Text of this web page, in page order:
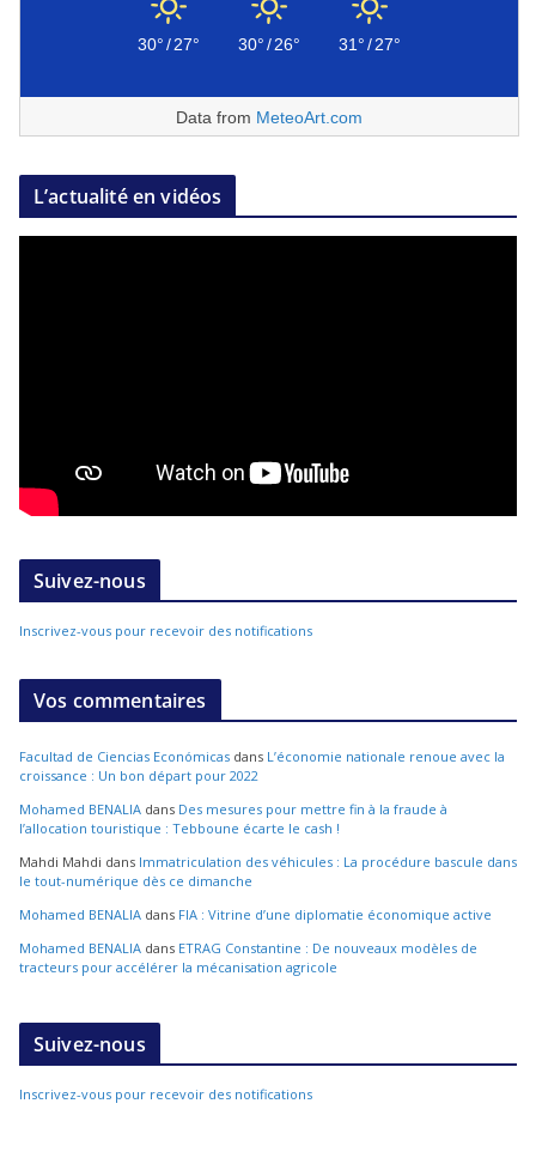
30°/27° 30°/26° 31°/27°
Data from MeteoArt.com
L’actualité en vidéos
Suivez-nous
Inscrivez-vous pour recevoir des notifications
Vos commentaires
Facultad de Ciencias Económicas dans L’économie nationale renoue avec la
croissance : Un bon départ pour 2022
Mohamed BENALIA dans Des mesures pour mettre fin à la fraude à
l’allocation touristique : Tebboune écarte le cash !
Mahdi Mahdi dans Immatriculation des véhicules : La procédure bascule dans
le tout-numérique dès ce dimanche
Mohamed BENALIA dans FIA : Vitrine d’une diplomatie économique active
Mohamed BENALIA dans ETRAG Constantine : De nouveaux modèles de
tracteurs pour accélérer la mécanisation agricole
Suivez-nous
Inscrivez-vous pour recevoir des notifications